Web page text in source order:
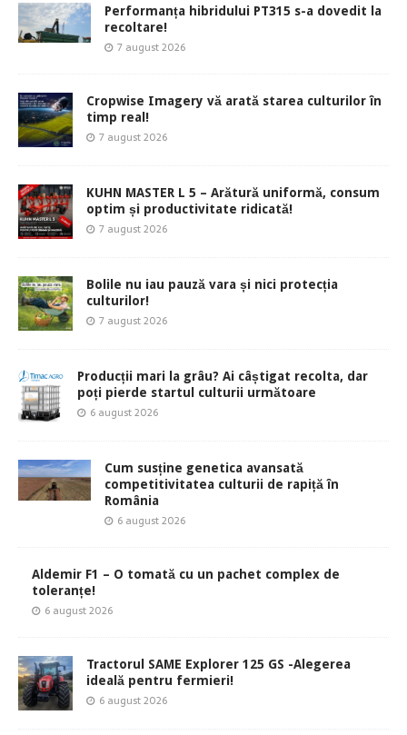
Performanța hibridului PT315 s-a dovedit la
recoltare!
7 august 2026
Cropwise Imagery vă arată starea culturilor în
timp real!
7 august 2026
KUHN MASTER L 5 – Arătură uniformă, consum
optim și productivitate ridicată!
7 august 2026
Bolile nu iau pauză vara și nici protecția
culturilor!
7 august 2026
Producții mari la grâu? Ai câștigat recolta, dar
poți pierde startul culturii următoare
6 august 2026
Cum susține genetica avansată
competitivitatea culturii de rapiță în
România
6 august 2026
Aldemir F1 – O tomată cu un pachet complex de
toleranțe!
6 august 2026
Tractorul SAME Explorer 125 GS -Alegerea
ideală pentru fermieri!
6 august 2026